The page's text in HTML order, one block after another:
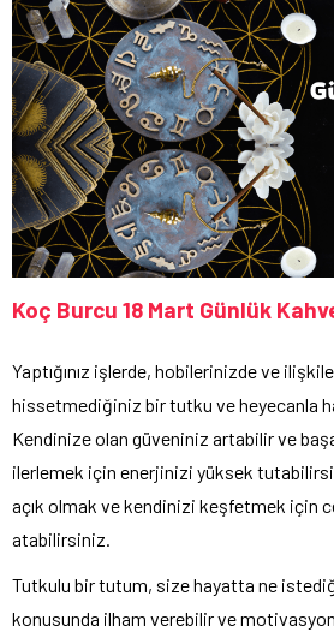
Koç Burcu 18 Mart Günlük
Yaptığınız işlerde, hobilerinizde ve
hissetmediğiniz bir tutku ve heyecanla
Kendinize olan güveniniz artabilir ve
ilerlemek için enerjinizi yüksek
açık olmak ve kendinizi keşfetmek için
atabilirsiniz.
Tutkulu bir tutum, size hayatta ne
konusunda ilham verebilir ve